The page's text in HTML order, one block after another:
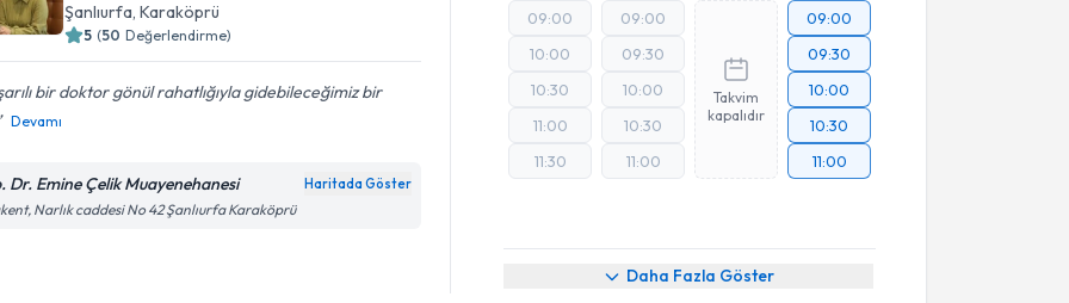
Şanlıurfa,Karaköprü
5 (50 Değerlendirme)
bir doktor gönül rahatlığıyla gidebileceğimiz bir
Devamı
Dr. Emine Çelik Muayenehanesi Haritada Göster
Narlık caddesi No 42 Şanlıurfa Karaköprü
09:00
10:00
10:30
11:00
11:30
09:00
09:30
10:00
10:30
11:00
Takvim
kapalıdır
09:00
09:30
10:00
10:30
11:00
Daha Fazla Göster